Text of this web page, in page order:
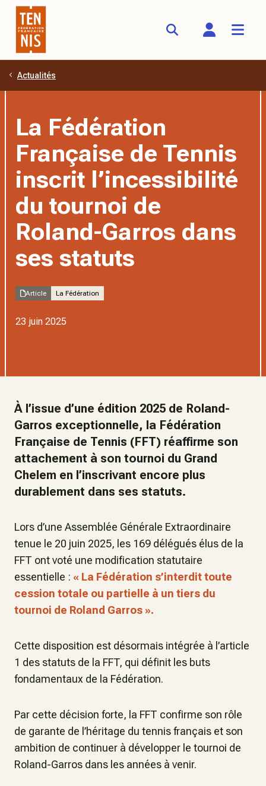
Aller au contenu principal
Actualités
La Fédération
Française de Tennis
inscrit l’incessibilité
du tournoi de
Roland-Garros dans
ses statuts
Article La Fédération
23 juin 2025
À l’issue d’une édition 2025 de Roland-
Garros exceptionnelle, la Fédération
Française de Tennis (FFT) réaffirme son
attachement à son tournoi du Grand
Chelem en l’inscrivant encore plus
durablement dans ses statuts.
Lors d’une Assemblée Générale Extraordinaire
tenue le 20 juin 2025, les 169 délégués élus de la
FFT ont voté une modification statutaire
essentielle : « La Fédération s’interdit toute
cession totale ou partielle à un tiers du
tournoi de Roland Garros ».
Cette disposition est désormais intégrée à l’article
1 des statuts de la FFT, qui définit les buts
fondamentaux de la Fédération.
Par cette décision forte, la FFT confirme son rôle
de garante de l’héritage du tennis français et son
ambition de continuer à développer le tournoi de
Roland-Garros dans les années à venir.